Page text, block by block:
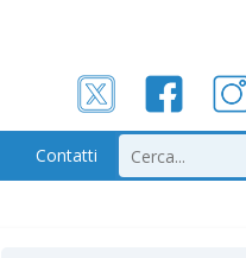
Contatti Cerca